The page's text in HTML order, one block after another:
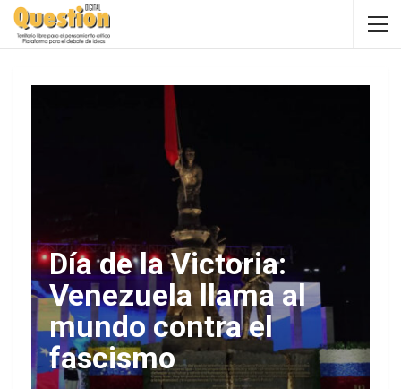
Día de la Victoria:
Venezuela llama al
mundo contra el
fascismo